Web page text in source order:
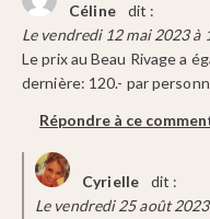
Céline
dit :
Le vendredi 12 mai 2023 à
Le prix au Beau Rivage a
dernière: 120.- par
Répondre à ce
Cyrielle
dit :
Le vendredi 25 août